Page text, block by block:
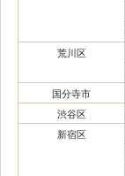
荒川区
国分寺市
渋谷区
新宿区